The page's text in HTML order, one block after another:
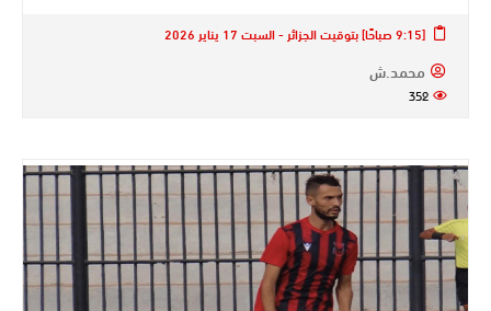
[9:15 صباحًا] بتوقيت الجزائر - السبت 17 يناير 2026
محمد.ش
352